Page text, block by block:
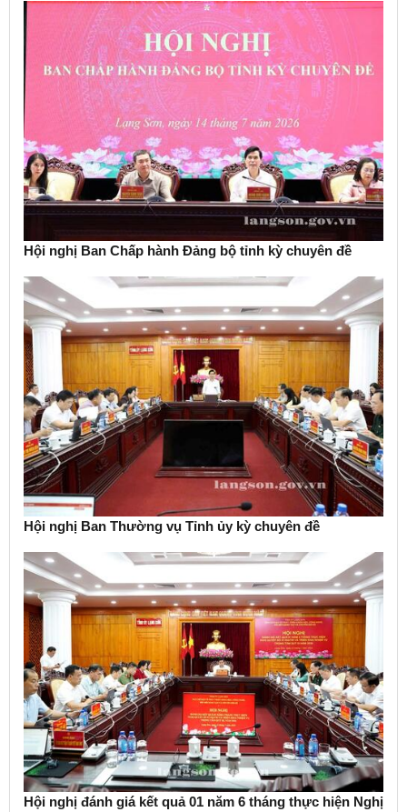
Hội nghị Ban Chấp hành Đảng bộ tỉnh kỳ chuyên đề
Hội nghị Ban Thường vụ Tỉnh ủy kỳ chuyên đề
Hội nghị đánh giá kết quả 01 năm 6 tháng thực hiện Nghị